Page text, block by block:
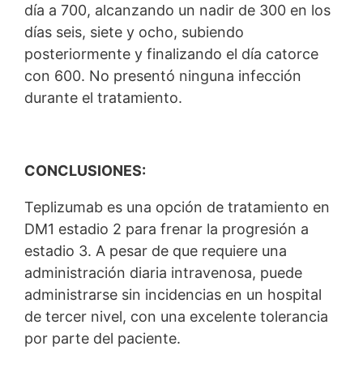
día a 700, alcanzando un nadir de 300 en los
días seis, siete y ocho, subiendo
posteriormente y finalizando el día catorce
con 600. No presentó ninguna infección
durante el tratamiento.
CONCLUSIONES:
Teplizumab es una opción de tratamiento en
DM1 estadio 2 para frenar la progresión a
estadio 3. A pesar de que requiere una
administración diaria intravenosa, puede
administrarse sin incidencias en un hospital
de tercer nivel, con una excelente tolerancia
por parte del paciente.